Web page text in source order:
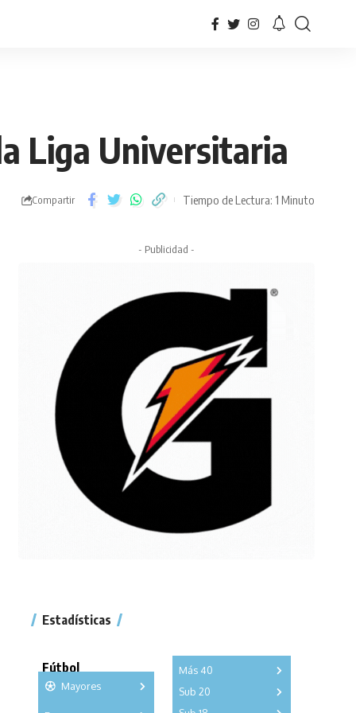
Liga Universitaria
Compartir Tiempo de Lectura: 1 Minuto
- Publicidad -
Estadísticas
Fútbol
Mayores
Más 40
Sub 20